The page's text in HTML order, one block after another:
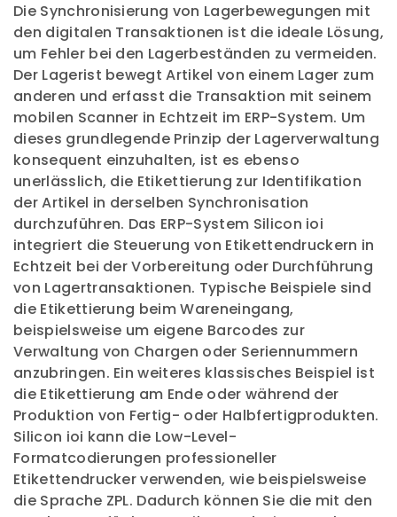
Die Synchronisierung von Lagerbewegungen mit
den digitalen Transaktionen ist die ideale Lösung,
um Fehler bei den Lagerbeständen zu vermeiden.
Der Lagerist bewegt Artikel von einem Lager zum
anderen und erfasst die Transaktion mit seinem
mobilen Scanner in Echtzeit im ERP-System. Um
dieses grundlegende Prinzip der Lagerverwaltung
konsequent einzuhalten, ist es ebenso
unerlässlich, die Etikettierung zur Identifikation
der Artikel in derselben Synchronisation
durchzuführen. Das ERP-System Silicon ioi
integriert die Steuerung von Etikettendruckern in
Echtzeit bei der Vorbereitung oder Durchführung
von Lagertransaktionen. Typische Beispiele sind
die Etikettierung beim Wareneingang,
beispielsweise um eigene Barcodes zur
Verwaltung von Chargen oder Seriennummern
anzubringen. Ein weiteres klassisches Beispiel ist
die Etikettierung am Ende oder während der
Produktion von Fertig- oder Halbfertigprodukten.
Silicon ioi kann die Low-Level-
Formatcodierungen professioneller
Etikettendrucker verwenden, wie beispielsweise
die Sprache ZPL. Dadurch können Sie die mit den